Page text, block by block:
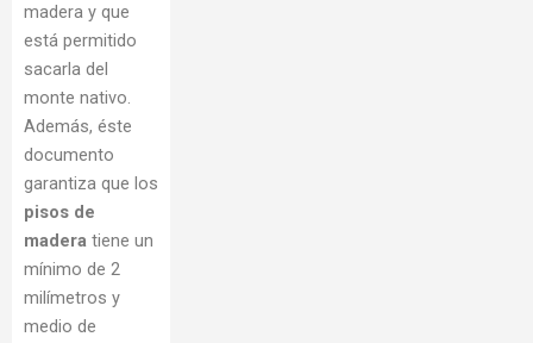
madera y que
está permitido
sacarla del
monte nativo.
Además, éste
documento
garantiza que los
pisos de
madera tiene un
mínimo de 2
milímetros y
medio de